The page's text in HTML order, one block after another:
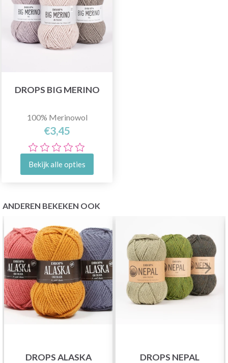
DROPS BIG MERINO
100% Merinowol
€3,45
Bekijk alle opties
ANDEREN BEKEKEN OOK
DROPS ALASKA DROPS NEPAL